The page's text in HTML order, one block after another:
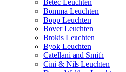
Betec Leuchten
Bomma Leuchten
Bopp Leuchten
Bover Leuchten
Brokis Leuchten
Byok Leuchten
Catellani and Smith
Cini & Nils Leuchten